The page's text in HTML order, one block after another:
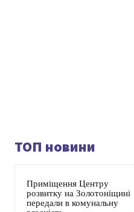
ТОП новини
Приміщення Центру
розвитку на Золотоніщині
передали в комунальну